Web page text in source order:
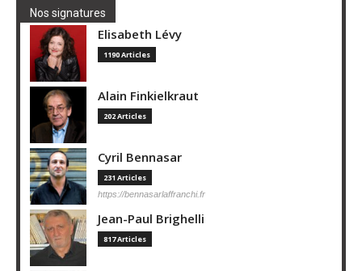
Nos signatures
Elisabeth Lévy
1190 Articles
Alain Finkielkraut
202 Articles
Cyril Bennasar
231 Articles
https://bennasarlaffranchi.fr
Jean-Paul Brighelli
817 Articles